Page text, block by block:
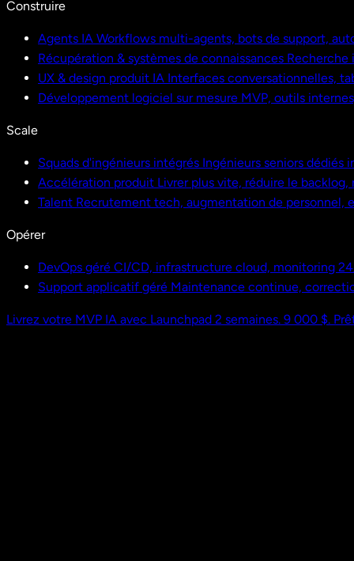
Construire
Agents IA Workflows multi-agents, bots de support,
Récupération & systèmes de connaissances Recherche
UX & design produit IA Interfaces conversationnelles,
Développement logiciel sur mesure MVP, outils
Scale
Squads d'ingénieurs intégrés Ingénieurs seniors dédiés
Accélération produit Livrer plus vite, réduire le
Talent Recrutement tech, augmentation de personnel,
Opérer
DevOps géré CI/CD, infrastructure cloud, monitoring
Support applicatif géré Maintenance continue,
Livrez votre MVP IA avec Launchpad 2 semaines. 9 000 $.